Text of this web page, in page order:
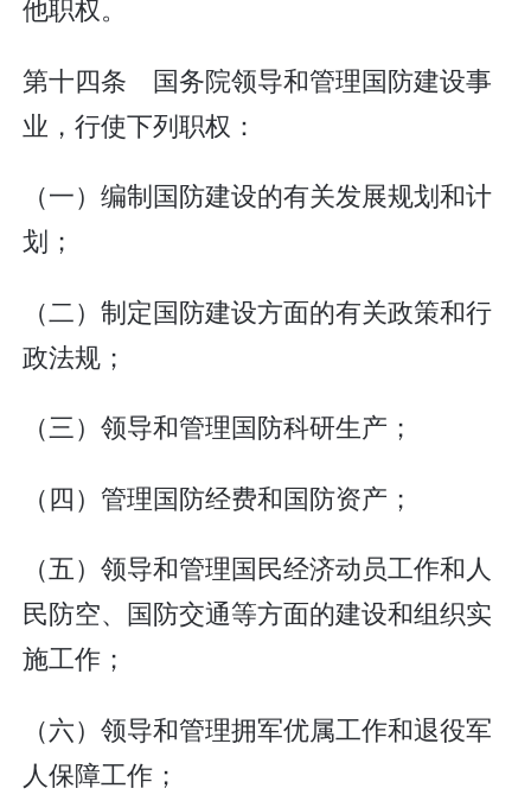
他职权。
第十四条 国务院领导和管理国防建设事
业，行使下列职权：
（一）编制国防建设的有关发展规划和计
划；
（二）制定国防建设方面的有关政策和行
政法规；
（三）领导和管理国防科研生产；
（四）管理国防经费和国防资产；
（五）领导和管理国民经济动员工作和人
民防空、国防交通等方面的建设和组织实
施工作；
（六）领导和管理拥军优属工作和退役军
人保障工作；